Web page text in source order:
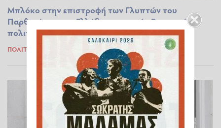
Μπλόκο στην επιστροφή των Γλυπτών του
Παρθενώνα στην Ελλάδα επιχειρούν Βρετανοί
πολιτικοί
ΠΟΛΙΤΙΣΜΌΣ